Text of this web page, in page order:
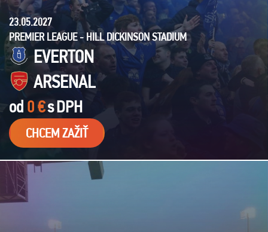
23.05.2027
PREMIER LEAGUE - HILL DICKINSON STADIUM
EVERTON
ARSENAL
od 0 €sDPH
CHCEM ZAŽIŤ